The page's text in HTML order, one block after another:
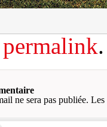
permalink.
ne sera pas publiée. Les